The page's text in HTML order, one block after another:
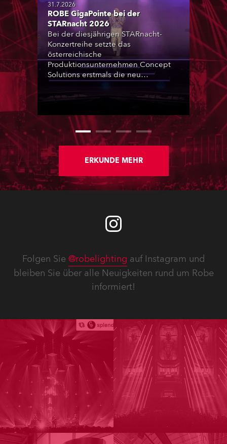
31.7.2026
ROBE GigaPointe bei der
STARnacht 2026
Bei der diesjährigen STARnacht-
Konzertreihe setzte das
österreichische
Produktionsunternehmen Concept
Solutions erstmals die neu
Moving-Lights ein. Insgesamt kamen
Veranstaltung der Reihe am
Wörthersee in Klagenfurt zum
Einsatz. Ergänzt wurden sie durch
iFORTE, iPAINTE LTM, Spiider und
iSpiider aus dem Mietpark des
Unternehmens.
ERKUNDE MEHR
Folgen Sie @robelighting auf Instagram und
bleiben Sie über alle Neuigkeiten rund um Robe
informiert!